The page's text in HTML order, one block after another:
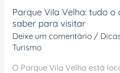
Parque Vila Velha: tudo o
saber para visitar
Deixe um comentário /
Turismo
O Parque Vila Velha está